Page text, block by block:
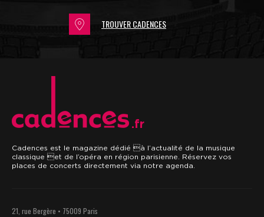
TROUVER CADENCES
.fr
Cadences est le magazine dédié à l’actualité de la musique
classique et de l’opéra en région parisienne. Réservez vos
places de concerts directement via notre agenda.
21, rue Bergère • 75009 Paris